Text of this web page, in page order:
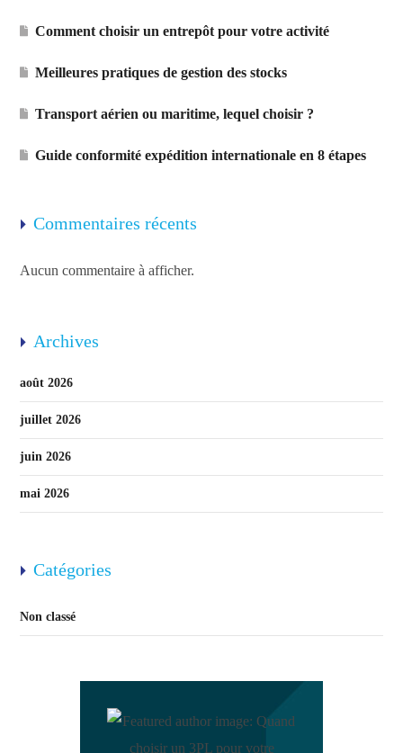
Comment choisir un entrepôt pour votre activité
Meilleures pratiques de gestion des stocks
Transport aérien ou maritime, lequel choisir ?
Guide conformité expédition internationale en 8 étapes
Commentaires récents
Aucun commentaire à afficher.
Archives
août 2026
juillet 2026
juin 2026
mai 2026
Catégories
Non classé